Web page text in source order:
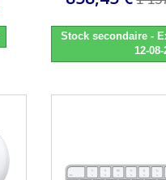
Stock secondaire -
12-